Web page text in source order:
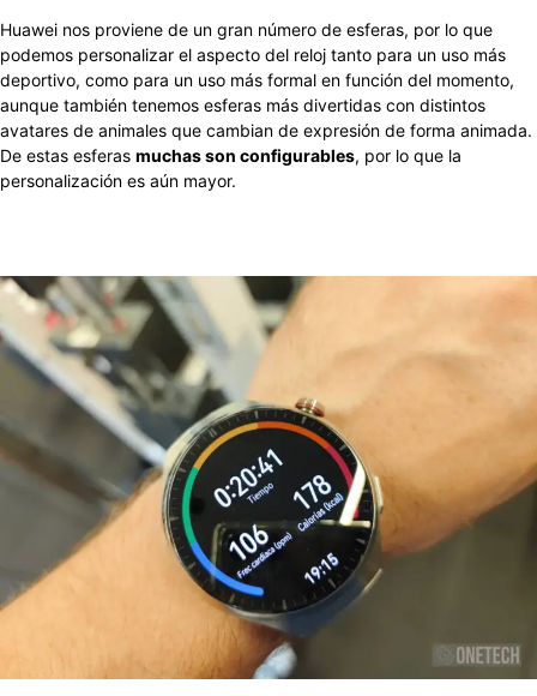
Huawei nos proviene de un gran número de esferas, por lo que
podemos personalizar el aspecto del reloj tanto para un uso más
deportivo, como para un uso más formal en función del momento,
aunque también tenemos esferas más divertidas con distintos
avatares de animales que cambian de expresión de forma animada.
De estas esferas muchas son configurables, por lo que la
personalización es aún mayor.